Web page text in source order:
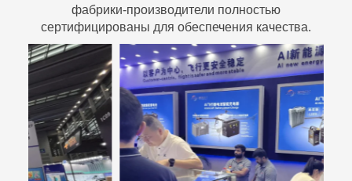
фабрики-производители полностью
сертифицированы для обеспечения качества.